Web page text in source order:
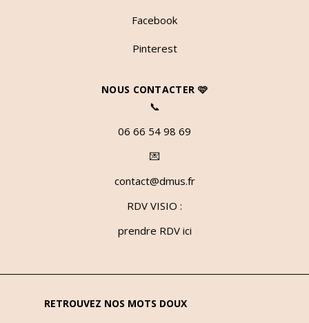
Facebook
Pinterest
NOUS CONTACTER 🩷
📞
06 66 54 98 69
💌
contact@dmus.fr
RDV VISIO :
prendre RDV ici
RETROUVEZ NOS MOTS DOUX